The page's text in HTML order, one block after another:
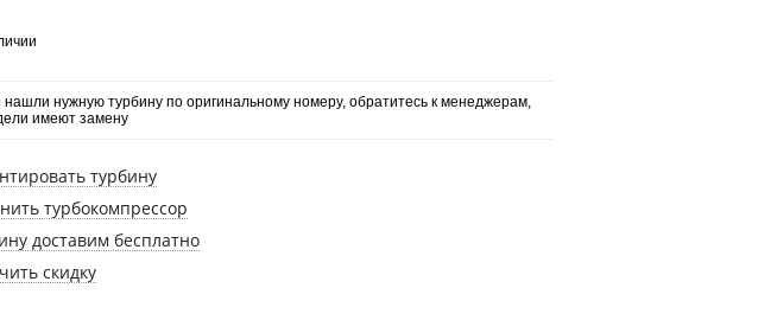
нашли нужную турбину по оригинальному номеру, обратитесь к менеджерам,
имеют замену
турбину
турбокомпрессор
доставим бесплатно
скидку